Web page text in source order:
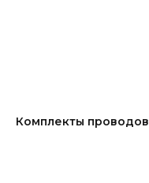
Комплекты проводов